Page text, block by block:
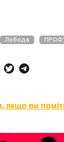
Лобода
якщо ви